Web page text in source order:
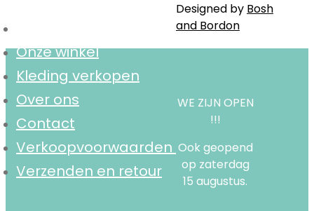
Onze winkel
Kleding verkopen
Over ons
Contact
Verkoopvoorwaarden
Verzenden en retour
Designed by Bosh
and Bordon
WE ZIJN OPEN
!!!
Ook geopend
op zaterdag
15 augustus.